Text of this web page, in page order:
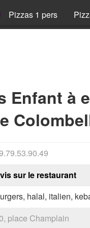
Pizzas 1 pers
Enfant à
sur le restaurant
halal, italien,
place Champlain